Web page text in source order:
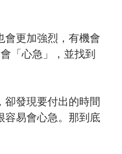
會更加強烈，有機會
「心急」，並找到
卻發現要付出的時間
容易會心急。那到底